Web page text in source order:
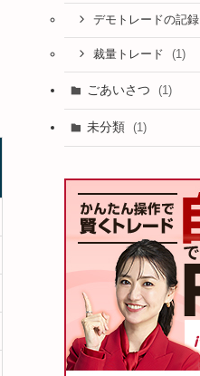
デモトレードの記録
裁量トレード (1)
ごあいさつ (1)
未分類 (1)